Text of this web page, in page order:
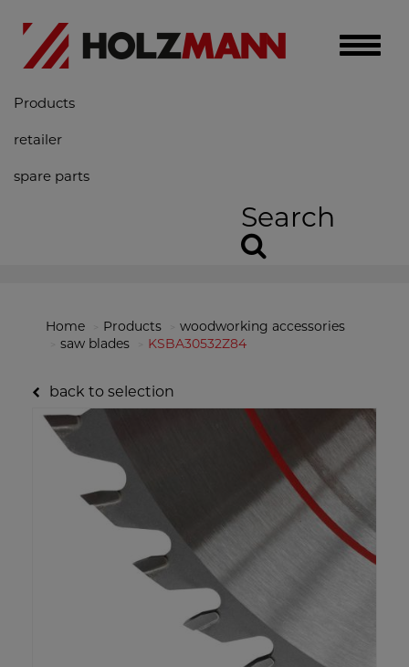
Toggle
Products
retailer
spare parts
Search
Home Products
woodworking accessories
saw blades
KSBA30532Z84
back to selection